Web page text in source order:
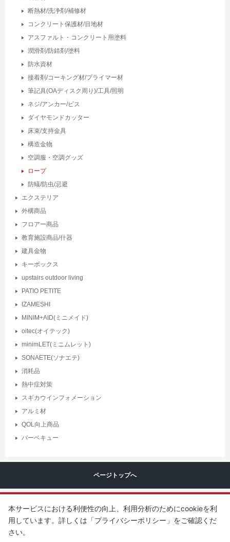
断熱材/洗浄剤/補修材
コンクリート保護材/目地材
アスファルト・コンクリート用塗料
潤滑剤/防錆剤/塗料
防水資材
接着剤/コーキング材/プライマー材
筆記具(OAディスク周り)/工具/照明
ネジ/アンカー/ビス
ダイヤモンドカッター
床束/支持金具
構造金物
空調服・空調グッズ
ロープ
防蟻/防虫/忌避
エクステリア
外構商品
フロアー商品
教育施設商品/什器
建具金物
キーボックス
upstairs outdoor living
PATIO PETITE
IZAMESHI
MINIM+AID(ミニメイド)
oitec(オイテック)
minimLET(ミニムレット)
SONAETE(ソナエテ)
消耗品
熱中症対策
スギカウインフォメーション
アルミ材
QOL向上商品
バーベキュー
ページトップへ
本サービスにおける利便性の向上、利用分析のためにcookieを利
用しています。詳しくは「プライバシーポリシー」をご確認くだ
さい。